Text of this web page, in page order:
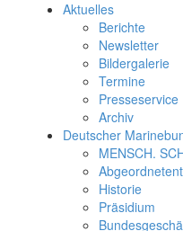
Aktuelles
Berichte
Newsletter
Bildergalerie
Termine
Presseservice
Archiv
Deutscher
MENSCH.
Historie
Präsidium